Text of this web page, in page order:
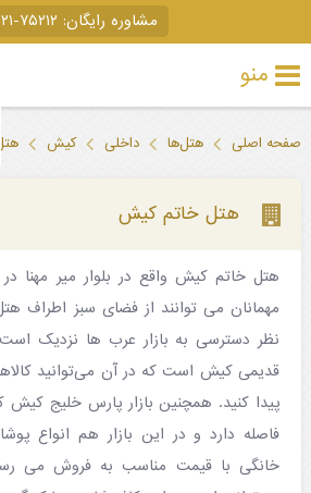
مشاوره رایگان: ۰۲۱-
منو
تور
آخری
جاذبه‌های
گردشگری
صفحه اصلی هتل‌ها داخلی کیش
هتل خاتم کیش
مهمانان می توانند از فضای سبز اطراف
نظر دسترسی به بازار عرب‌ ها نزدیک است،
قدیمی کیش است که در آن می‌توانید
فاصله دارد و در این بازار هم انواع
خانگی با قیمت مناسب به فروش می